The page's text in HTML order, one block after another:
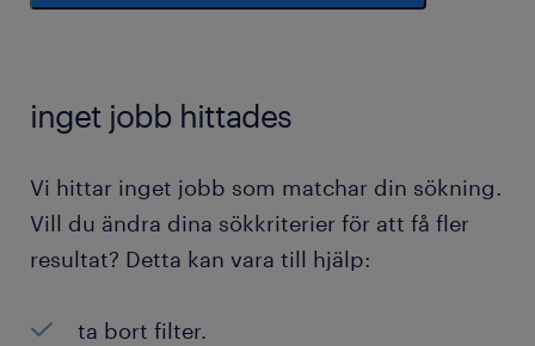
inget jobb hittades
Vi hittar inget jobb som matchar din sökning.
Vill du ändra dina sökkriterier för att få fler
resultat? Detta kan vara till hjälp:
ta bort filter.